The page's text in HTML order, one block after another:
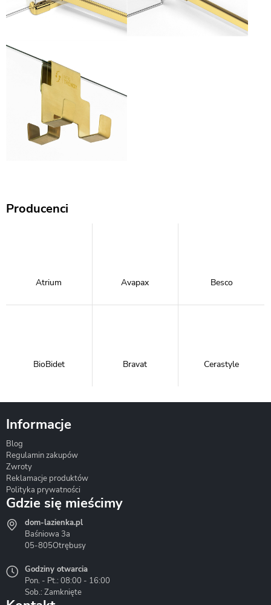
Producenci
Atrium Avapax Besco
BioBidet Bravat Cerastyle
Hydrostop
Informacje
Blog
Regulamin zakupów
Zwroty
Reklamacje produktów
Polityka prywatności
Gdzie się mieścimy
dom-lazienka.pl
Baśniowa 3a
05-805Otrębusy
Godziny otwarcia
Pon. - Pt.: 08:00 - 16:00
Sob.: Zamknięte